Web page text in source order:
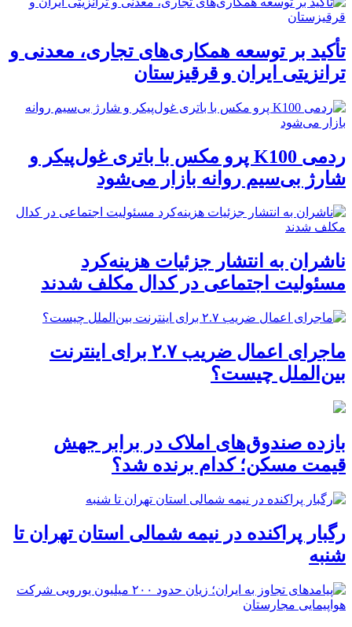
تأکید بر توسعه همکاری‌های تجاری، معدنی و
ترانزیتی ایران و قرقیزستان
ردمی K100 پرو مکس با باتری غول‌پیکر و
شارژ بی‌سیم روانه بازار می‌شود
ناشران به انتشار جزئیات هزینه‌کرد
مسئولیت اجتماعی در کدال مکلف شدند
ماجرای اعمال ضریب ۲.۷ برای اینترنت
بین‌الملل چیست؟
بازده صندوق‌های املاک در برابر جهش
قیمت مسکن؛ کدام برنده شد؟
رگبار پراکنده در نیمه شمالی استان تهران تا
شنبه